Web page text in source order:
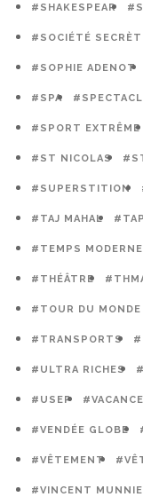
#SHAKESPEAR
#SOCIÉTÉ
#SOPHIE ADENOT
#SPA
#SPORT EXTRÊME
#ST NICOLAS
#SUPERSTITION
#TAJ MAHAL
#TEMPS
#THÉÂTRE
#TOUR DU
#TRANSPORTS
#ULTRA RICHES
#USEP
#VENDÉE GLOBE
#VÊTEMENT
#VINCENT